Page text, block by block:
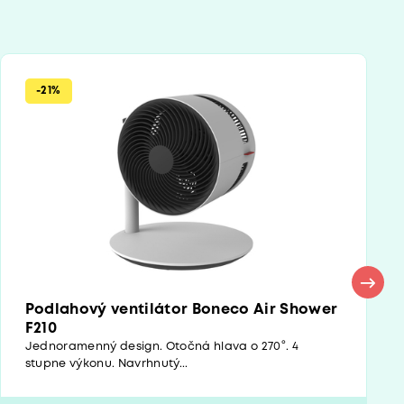
-21%
Podlahový ventilátor Boneco Air Shower
F210
Jednoramenný design. Otočná hlava o 270°. 4
stupne výkonu. Navrhnutý...